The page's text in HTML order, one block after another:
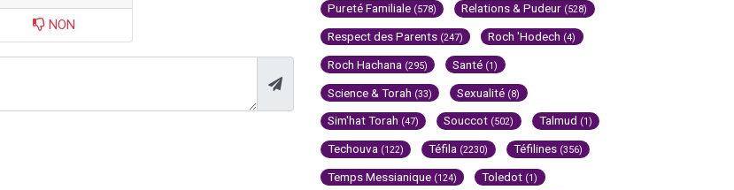
NON
Pureté Familiale (578) Relations & Pudeur (528)
Respect des Parents (247) Roch 'Hodech (4)
Roch Hachana (295) Santé (1)
Science & Torah (33) Sexualité (8)
Sim'hat Torah (47) Souccot (502) Talmud (1)
Techouva (122) Téfila (2230) Téfilines (356)
Temps Messianique (124) Toledot (1)